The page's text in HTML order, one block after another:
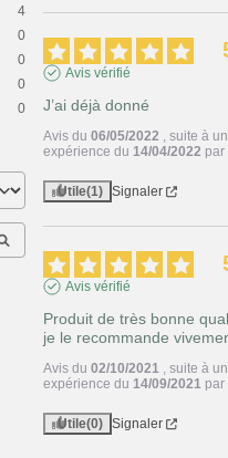
4
0
0
0
0
Avis vérifié
J’ai déjà donné
Avis du06/05/2022 , suite à
expérience du14/04/2022 par
Utile(1) Signaler
Avis vérifié
Produit de très bonne
je le recommande
Avis du02/10/2021 , suite à
expérience du14/09/2021 par
Utile(0) Signaler